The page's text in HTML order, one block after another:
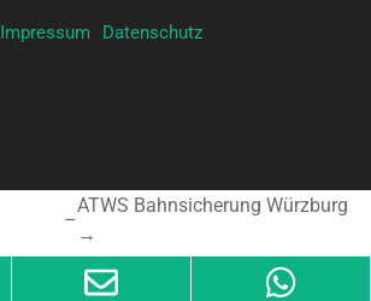
Impressum Datenschutz
–
ATWS Bahnsicherung Würzburg
→